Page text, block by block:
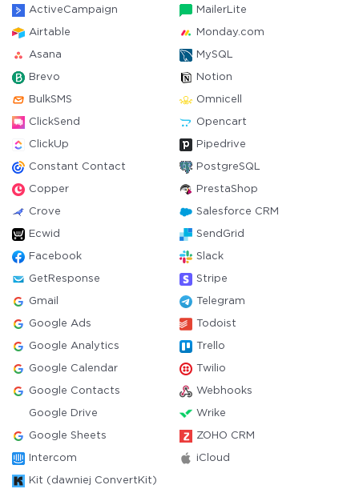
ActiveCampaign MailerLite
Airtable Monday.com
Asana MySQL
Brevo Notion
BulkSMS Omnicell
ClickSend Opencart
ClickUp Pipedrive
Constant Contact PostgreSQL
Copper PrestaShop
Crove Salesforce CRM
Ecwid SendGrid
Facebook Slack
GetResponse Stripe
Gmail Telegram
Google Ads Todoist
Google Analytics Trello
Google Calendar Twilio
Google Contacts Webhooks
Google Drive Wrike
Google Sheets ZOHO CRM
Intercom iCloud
Kit (dawniej ConvertKit)